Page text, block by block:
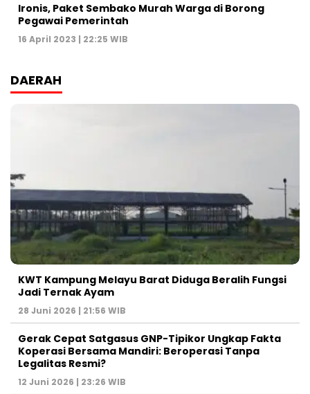
Ironis, Paket Sembako Murah Warga di Borong
Pegawai Pemerintah
16 April 2023 | 22:25 WIB
DAERAH
KWT Kampung Melayu Barat Diduga Beralih Fungsi
Jadi Ternak Ayam
28 Juni 2026 | 21:56 WIB
Gerak Cepat Satgasus GNP-Tipikor Ungkap Fakta
Koperasi Bersama Mandiri: Beroperasi Tanpa
Legalitas Resmi?
12 Juni 2026 | 23:26 WIB